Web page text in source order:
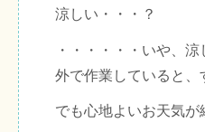
涼しい・・・？
・・・・・・いや、
外で作業していると、
でも心地よいお天気が